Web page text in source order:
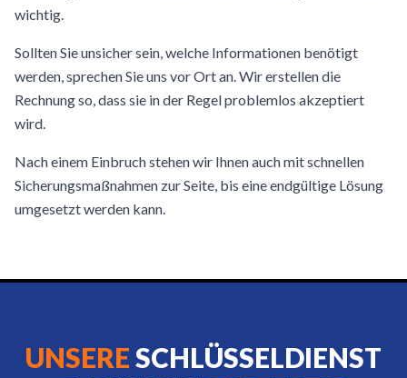
wichtig.
Sollten Sie unsicher sein, welche Informationen benötigt
werden, sprechen Sie uns vor Ort an. Wir erstellen die
Rechnung so, dass sie in der Regel problemlos akzeptiert
wird.
Nach einem Einbruch stehen wir Ihnen auch mit schnellen
Sicherungsmaßnahmen zur Seite, bis eine endgültige Lösung
umgesetzt werden kann.
UNSERESCHLÜSSELDIENST